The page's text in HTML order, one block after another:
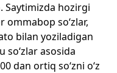
Saytimizda hozirgi
so‘zlar,
bilan yoziladigan
so‘zlar asosida
dan ortiq so‘zni o‘z